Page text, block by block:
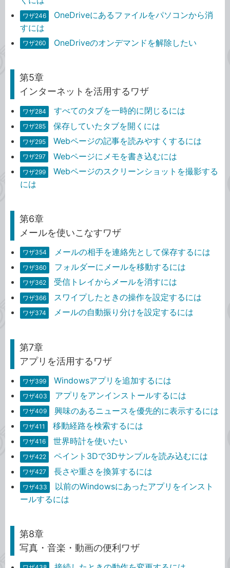
ワザ246
OneDriveにあるファイルをパソコンから消
すには
ワザ260 OneDriveのオンデマンドを解除したい
第5章
インターネットを活用するワザ
ワザ284 すべてのタブを一時的に閉じるには
ワザ285 保存していたタブを開くには
ワザ295 Webページの記事を読みやすくするには
ワザ297 Webページにメモを書き込むには
ワザ299
Webページのスクリーンショットを撮影する
には
第6章
メールを使いこなすワザ
ワザ354 メールの相手を連絡先として保存するには
ワザ360 フォルダーにメールを移動するには
ワザ362 受信トレイからメールを消すには
ワザ366 スワイプしたときの操作を設定するには
ワザ374 メールの自動振り分けを設定するには
第7章
アプリを活用するワザ
ワザ399 Windowsアプリを追加するには
ワザ403 アプリをアンインストールするには
ワザ409 興味のあるニュースを優先的に表示するには
ワザ411 移動経路を検索するには
ワザ416 世界時計を使いたい
ワザ422 ペイント3Dで3Dサンプルを読み込むには
ワザ427 長さや重さを換算するには
ワザ433
以前のWindowsにあったアプリをインスト
ールするには
第8章
写真・音楽・動画の便利ワザ